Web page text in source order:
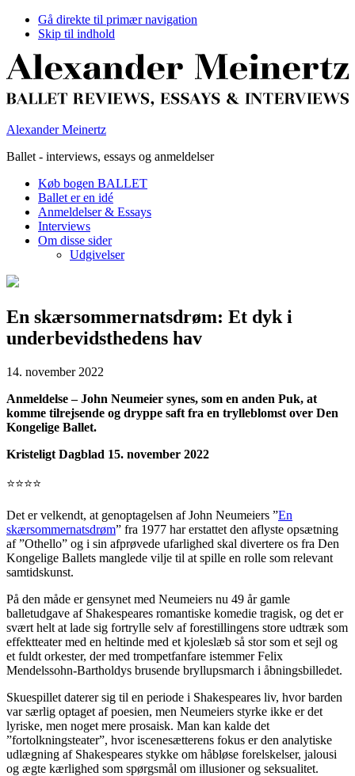
Gå direkte til primær navigation
Skip til indhold
Alexander Meinertz
Ballet - interviews, essays og anmeldelser
Køb bogen BALLET
Ballet er en idé
Anmeldelser & Essays
Interviews
Om disse sider
Udgivelser
En skærsommernatsdrøm: Et dyk i
underbevidsthedens hav
14. november 2022
Anmeldelse – John Neumeier synes, som en anden Puk, at
komme tilrejsende og dryppe saft fra en trylleblomst over Den
Kongelige Ballet.
Kristeligt Dagblad 15. november 2022
⭐⭐⭐⭐
Det er velkendt, at genoptagelsen af John Neumeiers ”En
skærsommernatsdrøm” fra 1977 har erstattet den aflyste opsætning
af ”Othello” og i sin afprøvede ufarlighed skal divertere os fra Den
Kongelige Ballets manglede vilje til at spille en rolle som relevant
samtidskunst.
På den måde er gensynet med Neumeiers nu 49 år gamle
balletudgave af Shakespeares romantiske komedie tragisk, og det er
svært helt at lade sig fortrylle selv af forestillingens store udtræk som
effektteater med en heltinde med et kjoleslæb så stor som et sejl og
et fuldt orkester, der med trompetfanfare istemmer Felix
Mendelssohn-Bartholdys brusende bryllupsmarch i åbningsbilledet.
Skuespillet daterer sig til en periode i Shakespeares liv, hvor barden
var særlig optaget af poesien, men Neumeiers styrke ikke er det
lyriske, men noget mere prosaisk. Man kan kalde det
”fortolkningsteater”, hvor iscenesætterens fokus er den analytiske
udlægning af Shakespeares stykke om håbløse forelskelser, jalousi
og ægte kærlighed som spørgsmål om illusioner og seksualitet.